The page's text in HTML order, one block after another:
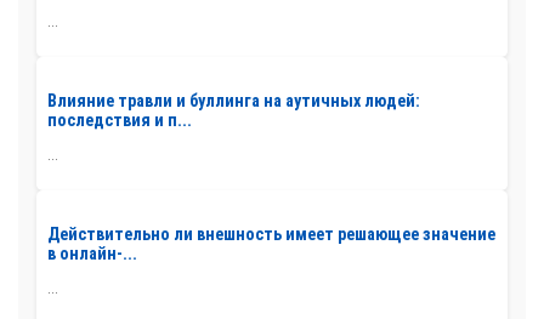
...
Влияние травли и буллинга на аутичных людей:
последствия и п...
...
Действительно ли внешность имеет решающее значение
в онлайн-...